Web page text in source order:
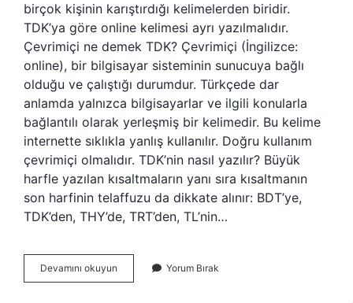
birçok kişinin karıştırdığı kelimelerden biridir.
TDK’ya göre online kelimesi ayrı yazılmalıdır.
Çevrimiçi ne demek TDK? Çevrimiçi (İngilizce:
online), bir bilgisayar sisteminin sunucuya bağlı
olduğu ve çalıştığı durumdur. Türkçede dar
anlamda yalnızca bilgisayarlar ve ilgili konularla
bağlantılı olarak yerleşmiş bir kelimedir. Bu kelime
internette sıklıkla yanlış kullanılır. Doğru kullanım
çevrimiçi olmalıdır. TDK’nin nasıl yazılır? Büyük
harfle yazılan kısaltmaların yanı sıra kısaltmanın
son harfinin telaffuzu da dikkate alınır: BDT’ye,
TDK’den, THY’de, TRT’den, TL’nin…
Devamını okuyun Çevrimiçi
Nasıl
Yorum Bırak